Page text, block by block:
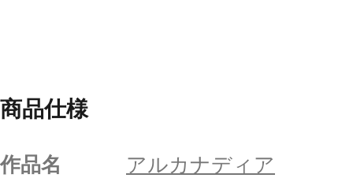
商品仕様
作品名
アルカナディア